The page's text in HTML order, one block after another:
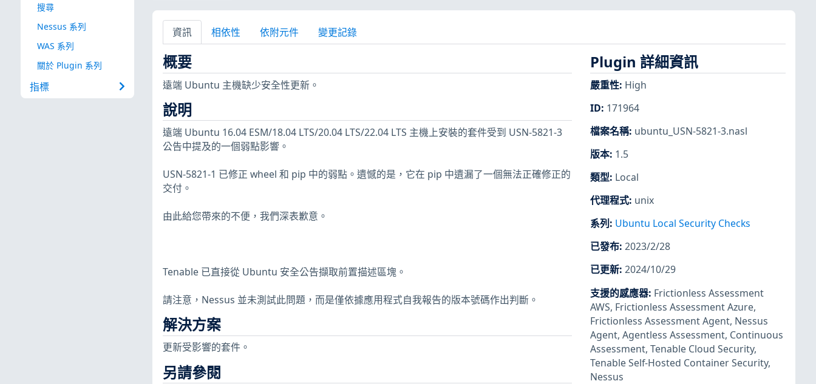
搜尋
Nessus 系列
WAS 系列
關於 Plugin 系列
指標
資訊 相依性 依附元件 變更記錄
概要
遠端 Ubuntu 主機缺少安全性更新。
說明
遠端 Ubuntu 16.04 ESM/18.04 LTS/20.04 LTS/22.04 LTS 主機上安裝的套件受到 USN-5821-3
公告中提及的一個弱點影響。
USN-5821-1 已修正 wheel 和 pip 中的弱點。遺憾的是，它在 pip 中遺漏了一個無法正確修正的
交付。
由此給您帶來的不便，我們深表歉意。
Tenable 已直接從 Ubuntu 安全公告擷取前置描述區塊。
請注意，Nessus 並未測試此問題，而是僅依據應用程式自我報告的版本號碼作出判斷。
解決方案
更新受影響的套件。
另請參閱
Plugin 詳細資訊
嚴重性: High
ID: 171964
檔案名稱: ubuntu_USN-5821-3.nasl
版本: 1.5
類型: Local
代理程式: unix
系列 : Ubuntu Local Security Checks
已發布: 2023/2/28
已更新: 2024/10/29
支援的感應器: Frictionless Assessment
AWS, Frictionless Assessment Azure,
Frictionless Assessment Agent, Nessus
Agent, Agentless Assessment, Continuous
Assessment, Tenable Cloud Security,
Tenable Self-Hosted Container Security,
Nessus